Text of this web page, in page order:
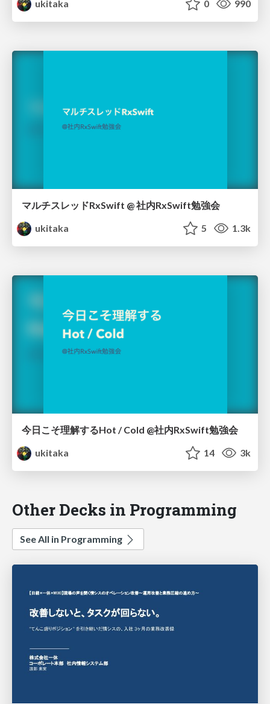
ukitaka 0 990
マルチスレッドRxSwift @ 社内RxSwift勉強会
ukitaka
5 1.3k
今日こそ理解するHot / Cold @社内RxSwift勉強会
ukitaka
14 3k
Other Decks in Programming
See All in Programming